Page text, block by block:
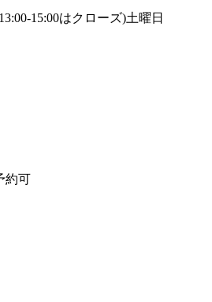
15:00はクローズ)土曜日
約可